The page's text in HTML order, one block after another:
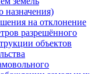
назначения)
на отклонение
разрешённого
объектов